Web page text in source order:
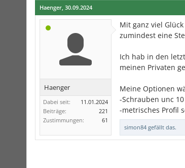
Haenger, 30.09.2024
Haenger
Dabei seit:
11.01.2024
Beiträge:
221
Zustimmungen:
61
Mit ganz viel
zumindest eine
Ich hab in den
meinen Privaten
Meine Optionen
-Schrauben unc
-metrisches Profil
simon84 gefällt das.